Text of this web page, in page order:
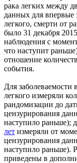
рака легких между
данных для впервые
легкого, смерти от
было 31 декабря
наблюдения с
что наступит
отношение
события.
Для заболеваемости
легкого измеряли
рандомизации до
цензурирования
наступило раньше);
лет измеряли от
цензурирования
наступило раньше).
приведены в